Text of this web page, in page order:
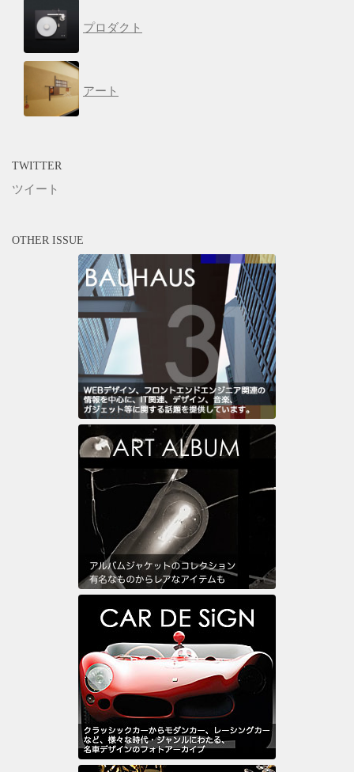
プロダクト
アート
TWITTER
ツイート
OTHER ISSUE